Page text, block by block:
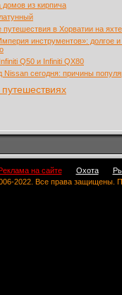
из кирпича
в Хорватии на яхте
инструментов»: долгое и
Q50 и Infiniti QX80
сегодня: причины
путешествиях
на сайте Охота
2022. Все права защищены.